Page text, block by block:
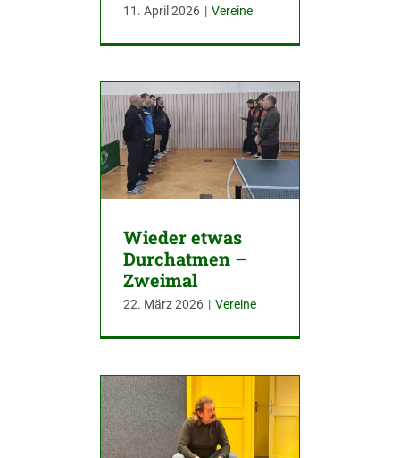
11. April 2026 | Vereine
Wieder etwas
Durchatmen –
Zweimal
22. März 2026 | Vereine